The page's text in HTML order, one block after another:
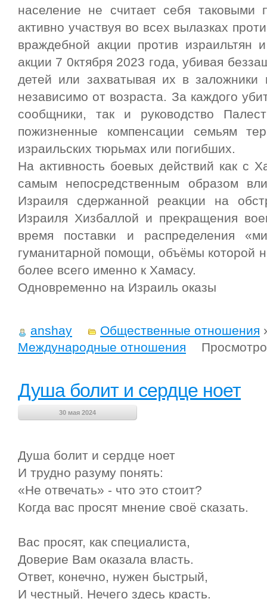
население не считает себя
активно участвуя во всех вылазках
враждебной акции против израильтян
акции 7 0ктября 2023 года, убивая
детей или захватывая их в
независимо от возраста. За каждого
сообщники, так и руководство
пожизненные компенсации семьям
израильских тюрьмах или погибших.
На активность боевых действий как с
самым непосредственным образом
Израиля сдержанной реакции на
Израиля Хизбаллой и прекращения
время поставки и распределения
гуманитарной помощи, объёмы которой
более всего именно к Хамасу.
Одновременно на Израиль оказы
anshay Общественные отношения
Международные отношения
Душа болит и сердце ноет
30 мая 2024
Душа болит и сердце ноет
И трудно разуму понять:
«Не отвечать» - что это стоит?
Когда вас просят мнение своё сказать.
Вас просят, как специалиста,
Доверие Вам оказала власть.
Ответ, конечно, нужен быстрый,
И честный. Нечего здесь красть.